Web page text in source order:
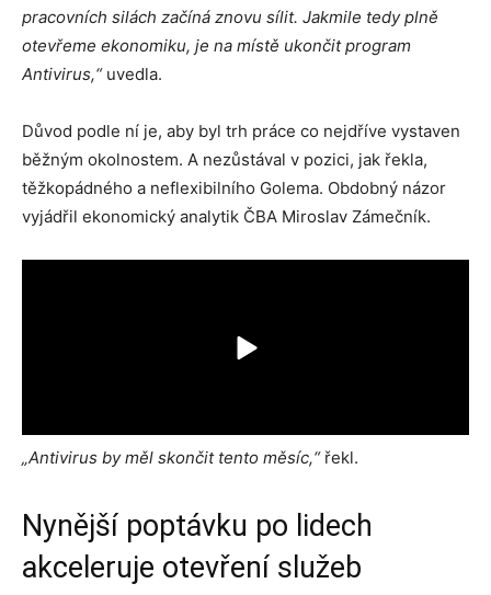
pracovních silách začíná znovu sílit. Jakmile tedy plně
otevřeme ekonomiku, je na místě ukončit program
Antivirus,“uvedla.
Důvod podle ní je, aby byl trh práce co nejdříve vystaven
běžným okolnostem. A nezůstával v pozici, jak řekla,
těžkopádného a neflexibilního Golema. Obdobný názor
vyjádřil ekonomický analytik ČBA Miroslav Zámečník.
„Antivirus by měl skončit tento měsíc,“ řekl.
Nynější poptávku po lidech
akceleruje otevření služeb